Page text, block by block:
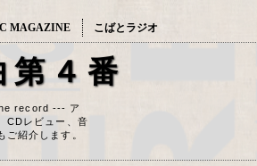
MAGAZINE こばとラジオ
４番
record --- ア
CDレビュー、音
紹介します。